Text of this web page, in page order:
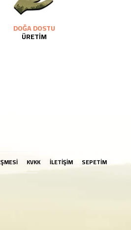
DOĞA DOSTU
ÜRETİM
KVKK İLETİŞİM SEPETİM